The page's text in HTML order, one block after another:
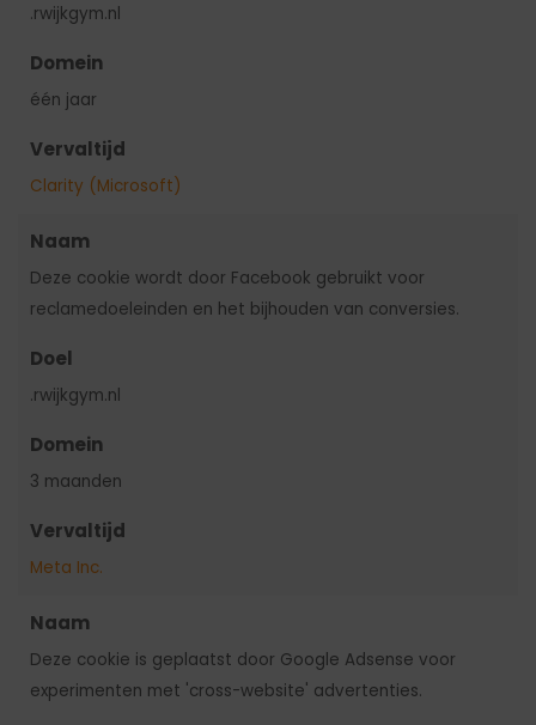
.rwijkgym.nl
Domein
één jaar
Vervaltijd
Clarity (Microsoft)
Naam
Deze cookie wordt door Facebook gebruikt voor
reclamedoeleinden en het bijhouden van conversies.
Doel
.rwijkgym.nl
Domein
3 maanden
Vervaltijd
Meta Inc.
Naam
Deze cookie is geplaatst door Google Adsense voor
experimenten met 'cross-website' advertenties.